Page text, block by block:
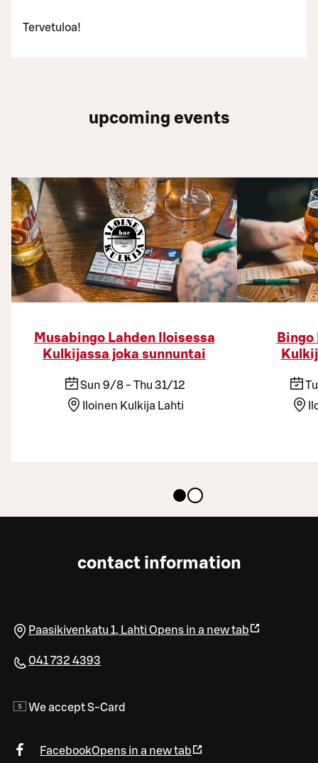
Tervetuloa!
upcoming events
Musabingo Lahden Iloisessa
Kulkijassa joka sunnuntai
Sun 9/8 - Thu 31/12
Iloinen Kulkija Lahti
contact information
Paasikivenkatu 1, Lahti Opens in a new tab
041 732 4393
We accept S-Card
FacebookOpens in a new tab